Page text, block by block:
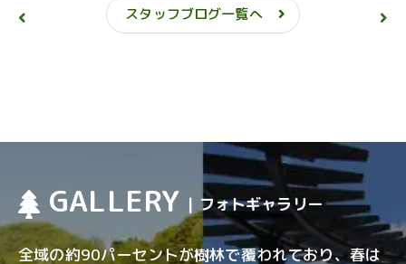
スタッフブログ一覧へ
GALLERY | フォトギャラリー
全域の約90パーセントが樹林で覆われており、春は